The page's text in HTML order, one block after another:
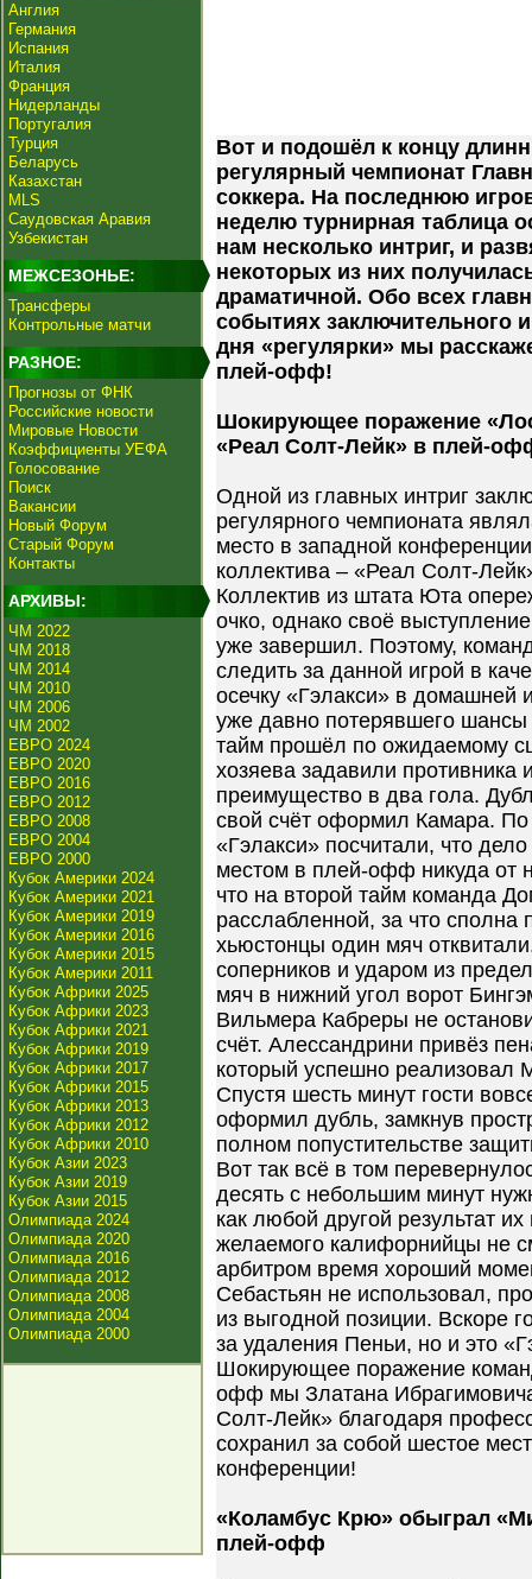
Англия
Германия
Испания
Италия
Франция
Нидерланды
Португалия
Турция
Беларусь
Казахстан
MLS
Саудовская Аравия
Узбекистан
МЕЖСЕЗОНЬЕ:
Трансферы
Контрольные матчи
РАЗНОЕ:
Прогнозы от ФНК
Российские новости
Мировые Новости
Коэффициенты УЕФА
Голосование
Поиск
Вакансии
Новый Форум
Старый Форум
Контакты
АРХИВЫ:
ЧМ 2022
ЧМ 2018
ЧМ 2014
ЧМ 2010
ЧМ 2006
ЧМ 2002
ЕВРО 2024
ЕВРО 2020
ЕВРО 2016
ЕВРО 2012
ЕВРО 2008
ЕВРО 2004
ЕВРО 2000
Кубок Америки 2024
Кубок Америки 2021
Кубок Америки 2019
Кубок Америки 2016
Кубок Америки 2015
Кубок Америки 2011
Кубок Африки 2025
Кубок Африки 2023
Кубок Африки 2021
Кубок Африки 2019
Кубок Африки 2017
Кубок Африки 2015
Кубок Африки 2013
Кубок Африки 2012
Кубок Африки 2010
Кубок Азии 2023
Кубок Азии 2019
Кубок Азии 2015
Олимпиада 2024
Олимпиада 2020
Олимпиада 2016
Олимпиада 2012
Олимпиада 2008
Олимпиада 2004
Олимпиада 2000
Вот и подошёл к концу
регулярный чемпионат
соккера. На последнюю
неделю турнирная таблица
нам несколько интриг, и
некоторых из них
драматичной. Обо всех
событиях заключительного
дня «регулярки» мы
плей-офф!
Шокирующее поражение
«Реал Солт-Лейк» в плей-
Одной из главных интриг
регулярного чемпионата
место в западной
коллектива – «Реал Солт-
Коллектив из штата Юта
очко, однако своё
уже завершил. Поэтому,
следить за данной игрой в
осечку «Гэлакси» в домашней
уже давно потерявшего
тайм прошёл по ожидаемому
хозяева задавили
преимущество в два гола.
свой счёт оформил Камара. По
«Гэлакси» посчитали, что
местом в плей-офф никуда от
что на второй тайм команда
расслабленной, за что
хьюстонцы один мяч
соперников и ударом из
мяч в нижний угол ворот
Вильмера Кабреры не
счёт. Алессандрини привёз
который успешно реализовал
Спустя шесть минут гости
оформил дубль, замкнув
полном попустительстве
Вот так всё в том
десять с небольшим минут
как любой другой результат
желаемого калифорнийцы не
арбитром время хороший
Себастьян не использовал,
из выгодной позиции. Вскоре
за удаления Пеньи, но и это
Шокирующее поражение
офф мы Златана
Солт-Лейк» благодаря
сохранил за собой шестое
конференции!
«Коламбус Крю» обыграл
плей-офф